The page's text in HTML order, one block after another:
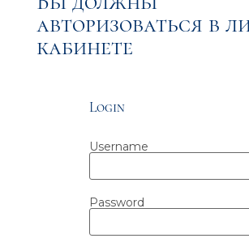
авторизоваться в
кабинете
Login
Username
Password